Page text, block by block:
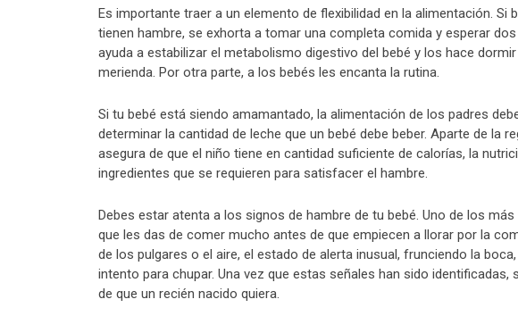
Es importante traer a un elemento de flexibilidad en la alimentación.
tienen hambre, se exhorta a tomar una completa comida y esperar
ayuda a estabilizar el metabolismo digestivo del bebé y los hace
merienda. Por otra parte, a los bebés les encanta la rutina.
Si tu bebé está siendo amamantado, la alimentación de los padres
determinar la cantidad de leche que un bebé debe beber. Aparte de la
asegura de que el niño tiene en cantidad suficiente de calorías, la
ingredientes que se requieren para satisfacer el hambre.
Debes estar atenta a los signos de hambre de tu bebé. Uno de los
que les das de comer mucho antes de que empiecen a llorar por la
de los pulgares o el aire, el estado de alerta inusual, frunciendo la
intento para chupar. Una vez que estas señales han sido
de que un recién nacido quiera.